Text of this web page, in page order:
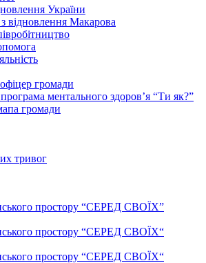
України
відновлення Макарова
громади
ментального здоров’я “Ти як?”
громади
тривог
простору “СЕРЕД СВОЇХ”
простору “СЕРЕД СВОЇХ“
простору “СЕРЕД СВОЇХ“